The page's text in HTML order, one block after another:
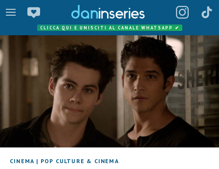
CLICCA QUI E UNISCITI AL CANALE WHATSAPP ✔
CINEMA | POP CULTURE & CINEMA